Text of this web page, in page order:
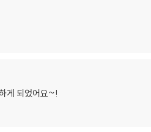
게 되었어요~!